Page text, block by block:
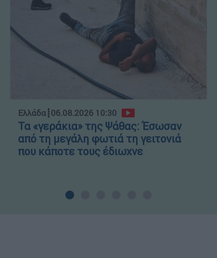
Ελλάδα┋06.08.2026 10:30
Τα «γεράκια» της Ψάθας: Έσωσαν
από τη μεγάλη φωτιά τη γειτονιά
που κάποτε τους έδιωχνε